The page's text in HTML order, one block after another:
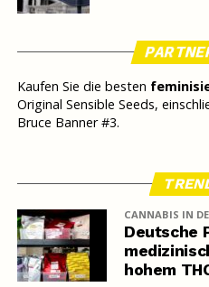
Kaufen Sie die besten
Original Sensible Seeds,
Bruce Banner #3.
CANNABIS IN
Deutsche
hohem